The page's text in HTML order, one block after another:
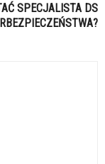
SPECJALISTA DS